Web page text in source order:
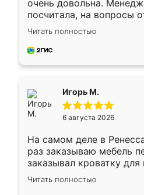
очень довольна.
посчитала, на вопросы
Замерщик приехал в
делу со всей
за день, ребята
Читать полностью
Игорь М.
6 августа 2026
На самом деле в
раз заказываю мебель
заказывал кроватку для
ребёнка при его
заказал шкаф-купе. По
Читать полностью